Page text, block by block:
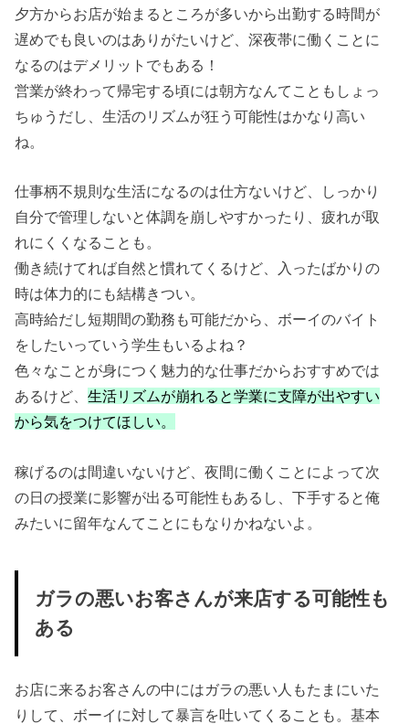
夕方からお店が始まるところが多いから出勤する時間が
遅めでも良いのはありがたいけど、深夜帯に働くことに
なるのはデメリットでもある！
営業が終わって帰宅する頃には朝方なんてこともしょっ
ちゅうだし、生活のリズムが狂う可能性はかなり高い
ね。
仕事柄不規則な生活になるのは仕方ないけど、しっかり
自分で管理しないと体調を崩しやすかったり、疲れが取
れにくくなることも。
働き続けてれば自然と慣れてくるけど、入ったばかりの
時は体力的にも結構きつい。
高時給だし短期間の勤務も可能だから、ボーイのバイト
をしたいっていう学生もいるよね？
色々なことが身につく魅力的な仕事だからおすすめでは
あるけど、生活リズムが崩れると学業に支障が出やすい
から気をつけてほしい。
稼げるのは間違いないけど、夜間に働くことによって次
の日の授業に影響が出る可能性もあるし、下手すると俺
みたいに留年なんてことにもなりかねないよ。
ガラの悪いお客さんが来店する可能性も
ある
お店に来るお客さんの中にはガラの悪い人もたまにいた
りして、ボーイに対して暴言を吐いてくることも。基本